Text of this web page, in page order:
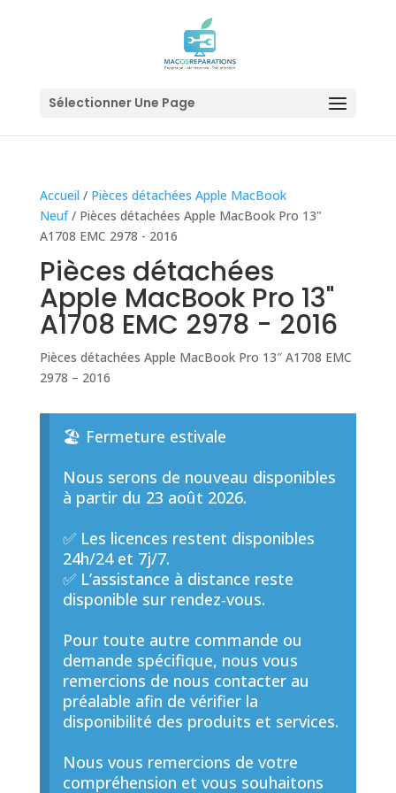
Sélectionner Une Page
Accueil / Pièces détachées Apple MacBook
Neuf/ Pièces détachées Apple MacBook Pro 13"
A1708 EMC 2978 - 2016
Pièces détachées
Apple MacBook Pro 13"
A1708 EMC 2978 - 2016
Pièces détachées Apple MacBook Pro 13″ A1708 EMC
2978 – 2016
🏖️ Fermeture estivale
Nous serons de nouveau disponibles
à partir du 23 août 2026.
✅ Les licences restent disponibles
24h/24 et 7j/7.
✅ L’assistance à distance reste
disponible sur rendez-vous.
Pour toute autre commande ou
demande spécifique, nous vous
remercions de nous contacter au
préalable afin de vérifier la
disponibilité des produits et services.
Nous vous remercions de votre
compréhension et vous souhaitons